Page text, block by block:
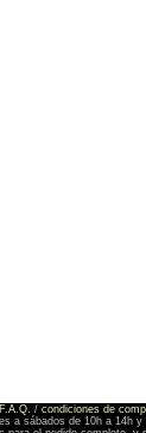
/ condiciones de
a sábados de 10h a 14h y